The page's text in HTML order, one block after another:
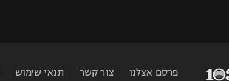
פרסם אצלנו צור קשר תנאי שימוש